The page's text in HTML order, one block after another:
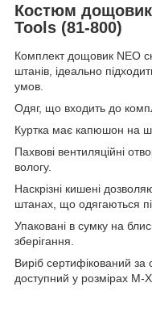
Костюм дощовик
Tools (81-800)
Комплект дощовик NEO
штанів, ідеально
умов.
Одяг, що входить до
Куртка має капюшон на
Пахвові вентиляційні
вологу.
Наскрізні кишені
штанах, що одягаються
Упаковані в сумку на
зберігання.
Виріб сертифікований
доступний у розмірах M-